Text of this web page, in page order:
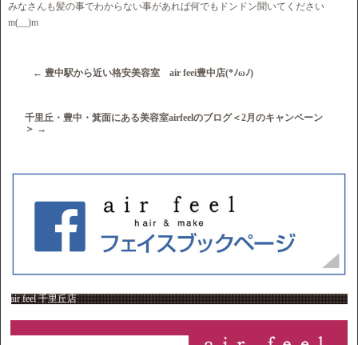
みなさんも髪の事でわからない事があれば何でもドンドン聞いてください
m(__)m
← 豊中駅から近い格安美容室 air feei豊中店(*ﾉωﾉ)
千里丘・豊中・箕面にある美容室airfeelのブログ＜2月のキャンペーン
＞ →
air feel 千里丘店